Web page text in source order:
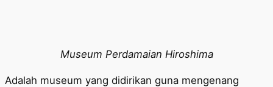
Museum Perdamaian Hiroshima
Adalah museum yang didirikan guna mengenang